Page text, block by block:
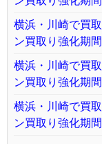
横浜・川崎で買
ン買取り強化期間
横浜・川崎で買
ン買取り強化期間
横浜・川崎で買
ン買取り強化期間